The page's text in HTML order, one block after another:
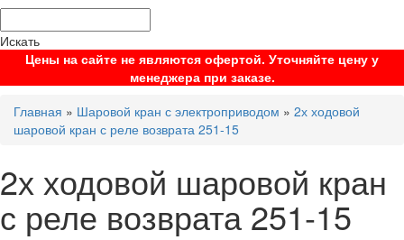
Искать
Цены на сайте не являются офертой. Уточняйте цену у
менеджера при заказе.
Главная » Шаровой кран с электроприводом » 2х ходовой
шаровой кран с реле возврата 251-15
2х ходовой шаровой кран
с реле возврата 251-15